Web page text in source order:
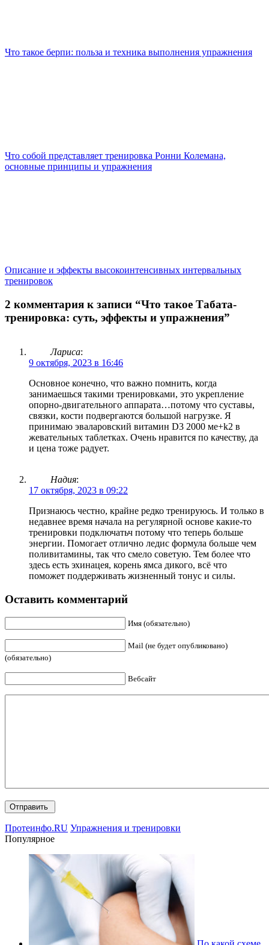
Что такое берпи: польза и техника выполнения упражнения
Что собой представляет тренировка Ронни Колемана,
основные принципы и упражнения
Описание и эффекты высокоинтенсивных интервальных
тренировок
2 комментария к записи “Что такое Табата-
тренировка: суть, эффекты и упражнения”
Лариса:
9 октября, 2023 в 16:46
Основное конечно, что важно помнить, когда
занимаешься такими тренировками, это укрепление
опорно-двигательного аппарата…потому что суставы,
связки, кости подвергаются большой нагрузке. Я
принимаю эваларовский витамин D3 2000 ме+k2 в
жевательных таблетках. Очень нравится по качеству, да
и цена тоже радует.
Надия:
17 октября, 2023 в 09:22
Признаюсь честно, крайне редко тренируюсь. И только в
недавнее время начала на регулярной основе какие-то
тренировки подключатьч потому что теперь больше
энергии. Помогает отлично ледис формула больше чем
поливитамины, так что смело советую. Тем более что
здесь есть эхинацея, корень ямса дикого, всё что
поможет поддерживать жизненный тонус и силы.
Оставить комментарий
Имя (обязательно)
Mail (не будет опубликовано)
(обязательно)
Вебсайт
Протеинфо.RU Упражнения и тренировки
Популярное